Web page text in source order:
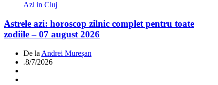
Azi in Cluj
Astrele azi: horoscop zilnic complet pentru toate
zodiile – 07 august 2026
De la Andrei Mureșan
.8/7/2026